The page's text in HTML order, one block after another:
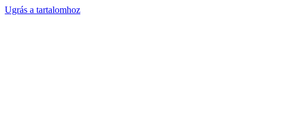
Ugrás a tartalomhoz